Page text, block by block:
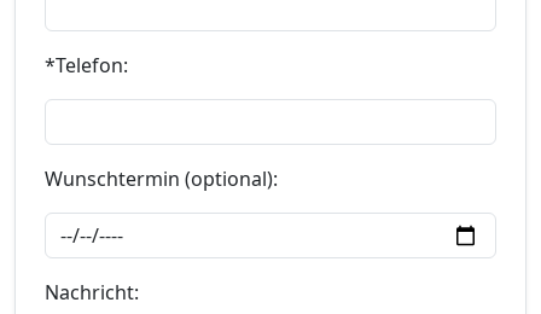
*Telefon:
Wunschtermin (optional):
Nachricht: